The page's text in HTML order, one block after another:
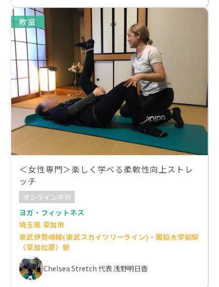
教室
＜女性専門＞楽しく学べる柔軟性向上ストレ
ッチ
オンライン不可
ヨガ・フィットネス
埼玉県 草加市
東武伊勢崎線(東武スカイツリーライン)・獨協大学前駅
〈草加松原〉駅
Chelsea Stretch 代表 浅野明日香